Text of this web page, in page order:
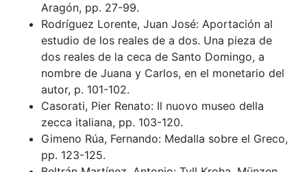
Aragón, pp. 27-99.
Rodríguez Lorente, Juan José: Aportación al
estudio de los reales de a dos. Una pieza de
dos reales de la ceca de Santo Domingo, a
nombre de Juana y Carlos, en el monetario del
autor, p. 101-102.
Casorati, Pier Renato: Il nuovo museo della
zecca italiana, pp. 103-120.
Gimeno Rúa, Fernando: Medalla sobre el Greco,
pp. 123-125.